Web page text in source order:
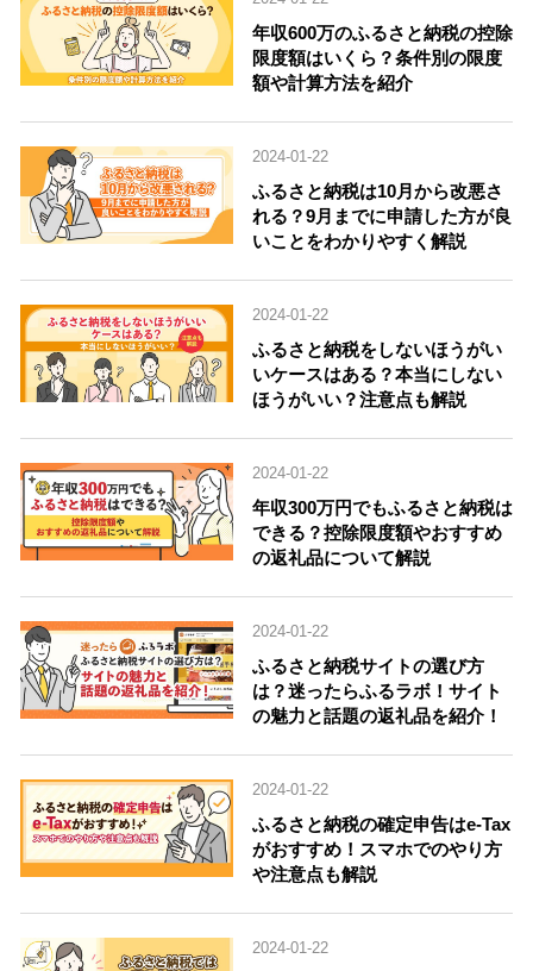
年収600万のふるさと納税の控除
限度額はいくら？条件別の限度
額や計算方法を紹介
2024-01-22
ふるさと納税は10月から改悪さ
れる？9月までに申請した方が良
いことをわかりやすく解説
2024-01-22
ふるさと納税をしないほうがい
いケースはある？本当にしない
ほうがいい？注意点も解説
2024-01-22
年収300万円でもふるさと納税は
できる？控除限度額やおすすめ
の返礼品について解説
2024-01-22
ふるさと納税サイトの選び方
は？迷ったらふるラボ！サイト
の魅力と話題の返礼品を紹介！
2024-01-22
ふるさと納税の確定申告はe-Tax
がおすすめ！スマホでのやり方
や注意点も解説
2024-01-22